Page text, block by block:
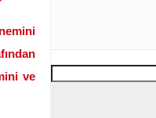
ve